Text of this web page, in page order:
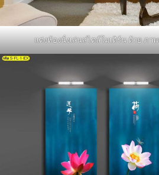
แต่งห้องนั่งเล่นสไตล์โมเดิร์น ด้วย ภา